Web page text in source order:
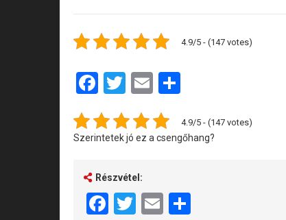
4.9/5 - (147 votes)
Facebook
Twitter
Email
4.9/5 - (147 votes)
Szerintetek jó ez a csengőhang?
Részvétel:
Facebook
Twitter
Email